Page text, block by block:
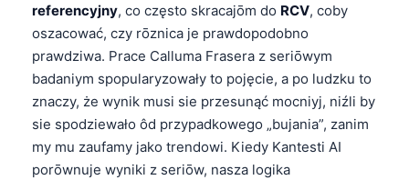
referencyjny, co często skracajōm do RCV, coby
oszacować, czy rōznica je prawdopodobno
prawdziwa. Prace Calluma Frasera z seriōwym
badaniym spopularyzowały to pojęcie, a po ludzku to
znaczy, że wynik musi sie przesunąć mocniyj, niźli by
sie spodziewało ôd przypadkowego „bujania”, zanim
my mu zaufamy jako trendowi. Kiedy Kantesti AI
porōwnuje wyniki z seriōw, nasza logika